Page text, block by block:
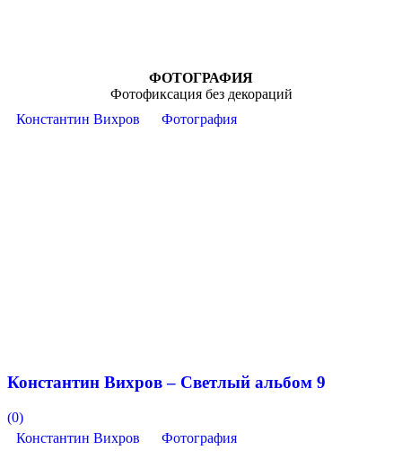
ФОТОГРАФИЯ
Фотофиксация без декораций
Константин Вихров
Фотография
Константин Вихров – Светлый альбом 9
(0)
Константин Вихров
Фотография